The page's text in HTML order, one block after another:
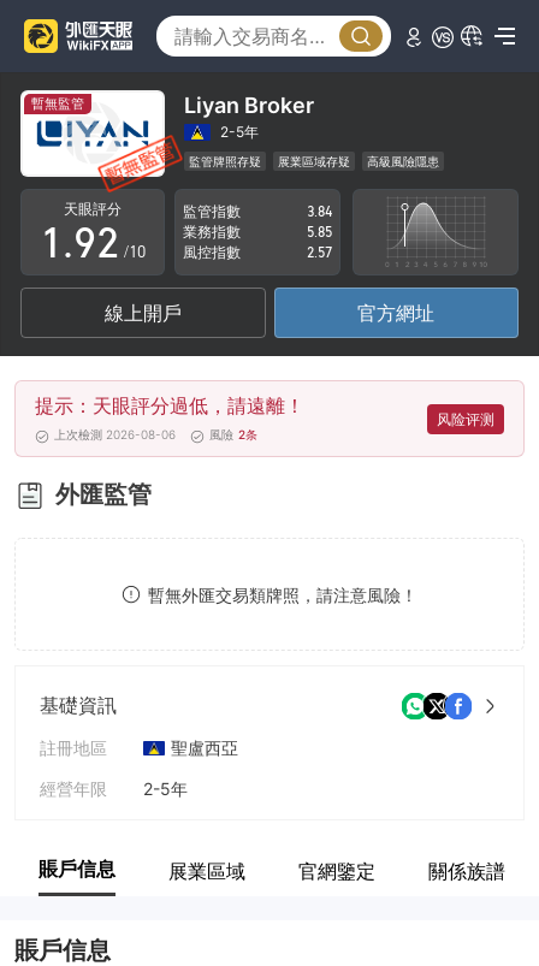
暫無監管 Liyan Broker
2-5年
監管牌照存疑 展業區域存疑 高級風險隱患
天眼評分
0
1
2
3
4
5
6
7
.
5
6
7
8
9
0
1
2
3
4
5
6
7
8
/10
監管指數
3.84
業務指數
5.85
風控指數
2.57
線上開戶 官方網址
提示：天眼評分過低，請遠離！
上次檢測 2026-08-06 風險 2条
风险评测
外匯監管
暫無外匯交易類牌照，請注意風險！
基礎資訊
註冊地區
聖盧西亞
經營年限
2-5年
賬戶信息 展業區域 官網鑒定 關係族譜
賬戶信息